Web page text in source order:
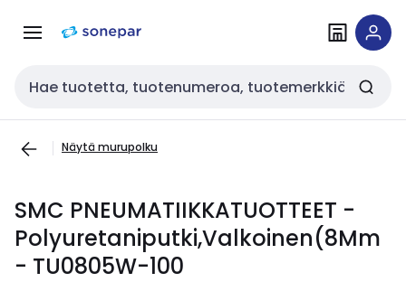
navigointiinsisältöön
Haku
Näytä murupolku
SMC PNEUMATIIKKATUOTTEET -
Polyuretaniputki,Valkoinen(8Mm
- TU0805W-100